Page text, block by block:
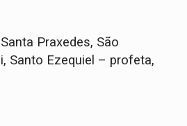
Praxedes, São
Santo Ezequiel – profeta,